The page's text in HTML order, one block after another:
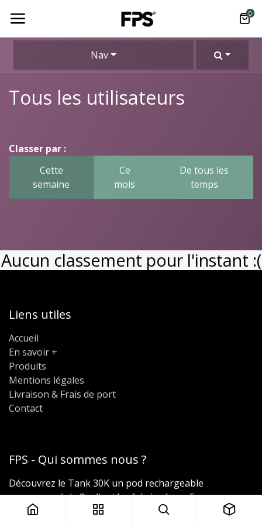
0
Nav
Tous les utilisateurs
Classer par :
Cette
semaine
Ce
mois
De tous les
temps
Aucun classement pour l'instant :(
Liens utiles
Accueil
En savoir +
Produits
Mentions légales
Livraison & Frais de port
Contact
FPS - Qui sommes nous ?
Découvrez le Tank 30K un pod rechargeable
accompagné de 2 e-liquides fabriqués en France
par Vape 47 et Fuu.